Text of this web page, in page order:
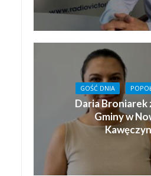
GOŚĆ DNIA
Daria Broniarek
Gminy w